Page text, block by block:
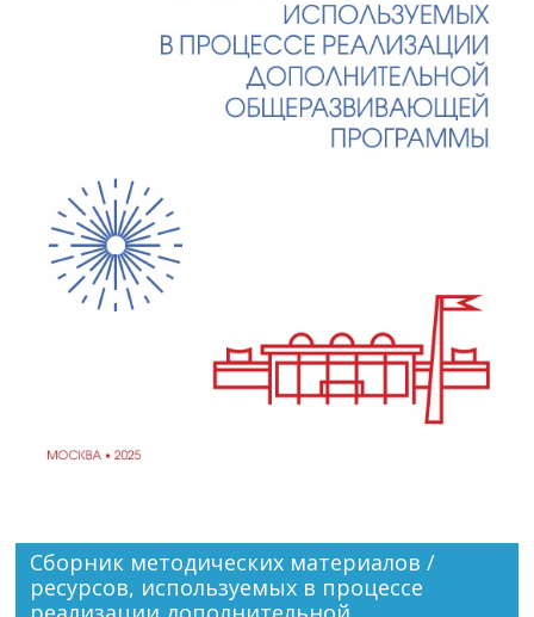
Сборник методических материалов /
ресурсов, используемых в процессе